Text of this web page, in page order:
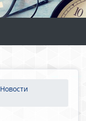
Новости